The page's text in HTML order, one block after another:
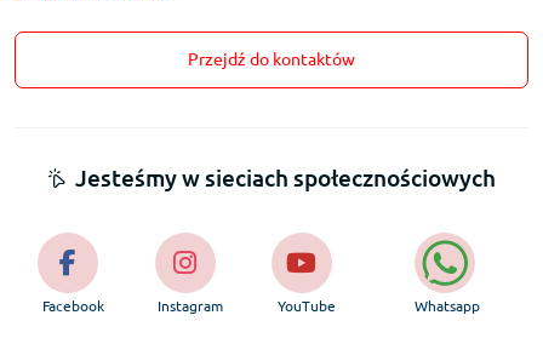
Przejdź do kontaktów
Jesteśmy w sieciach społecznościowych
Facebook Instagram YouTube Whatsapp